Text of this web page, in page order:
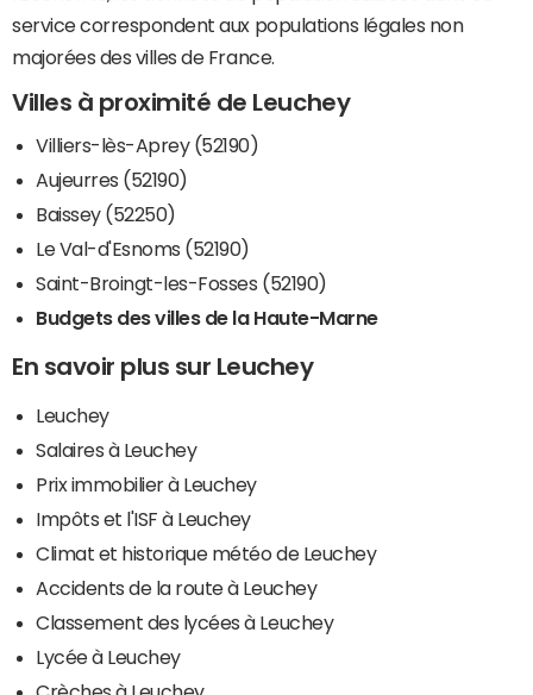
service correspondent aux populations légales non
majorées des villes de France.
Villes à proximité de Leuchey
Villiers-lès-Aprey (52190)
Aujeurres (52190)
Baissey (52250)
Le Val-d'Esnoms (52190)
Saint-Broingt-les-Fosses (52190)
Budgets des villes de la Haute-Marne
En savoir plus sur Leuchey
Leuchey
Salaires à Leuchey
Prix immobilier à Leuchey
Impôts et l'ISF à Leuchey
Climat et historique météo de Leuchey
Accidents de la route à Leuchey
Classement des lycées à Leuchey
Lycée à Leuchey
Crèches à Leuchey